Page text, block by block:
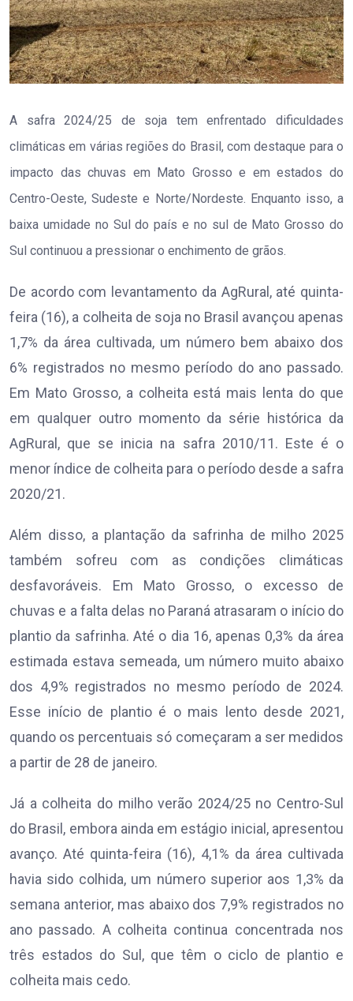
A safra 2024/25 de soja tem enfrentado dificuldades
climáticas em várias regiões do Brasil, com destaque para o
impacto das chuvas em Mato Grosso e em estados do
Centro-Oeste, Sudeste e Norte/Nordeste. Enquanto isso, a
baixa umidade no Sul do país e no sul de Mato Grosso do
Sul continuou a pressionar o enchimento de grãos.
De acordo com levantamento da AgRural, até quinta-
feira (16), a colheita de soja no Brasil avançou apenas
1,7% da área cultivada, um número bem abaixo dos
6% registrados no mesmo período do ano passado.
Em Mato Grosso, a colheita está mais lenta do que
em qualquer outro momento da série histórica da
AgRural, que se inicia na safra 2010/11. Este é o
menor índice de colheita para o período desde a safra
2020/21.
Além disso, a plantação da safrinha de milho 2025
também sofreu com as condições climáticas
desfavoráveis. Em Mato Grosso, o excesso de
chuvas e a falta delas no Paraná atrasaram o início do
plantio da safrinha. Até o dia 16, apenas 0,3% da área
estimada estava semeada, um número muito abaixo
dos 4,9% registrados no mesmo período de 2024.
Esse início de plantio é o mais lento desde 2021,
quando os percentuais só começaram a ser medidos
a partir de 28 de janeiro.
Já a colheita do milho verão 2024/25 no Centro-Sul
do Brasil, embora ainda em estágio inicial, apresentou
avanço. Até quinta-feira (16), 4,1% da área cultivada
havia sido colhida, um número superior aos 1,3% da
semana anterior, mas abaixo dos 7,9% registrados no
ano passado. A colheita continua concentrada nos
três estados do Sul, que têm o ciclo de plantio e
colheita mais cedo.